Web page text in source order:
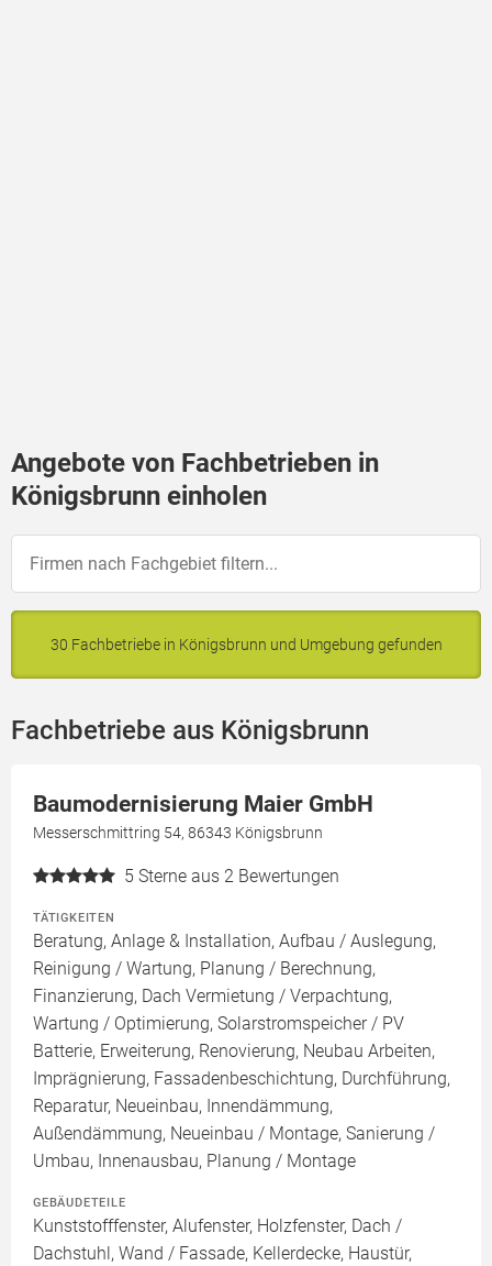
Angebote von Fachbetrieben in
Königsbrunn einholen
30 Fachbetriebe in Königsbrunn und Umgebung gefunden
Fachbetriebe aus Königsbrunn
Baumodernisierung Maier GmbH
Messerschmittring 54, 86343 Königsbrunn
5 Sterne aus 2 Bewertungen
TÄTIGKEITEN
Beratung, Anlage & Installation, Aufbau / Auslegung,
Reinigung / Wartung, Planung / Berechnung,
Finanzierung, Dach Vermietung / Verpachtung,
Wartung / Optimierung, Solarstromspeicher / PV
Batterie, Erweiterung, Renovierung, Neubau Arbeiten,
Imprägnierung, Fassadenbeschichtung, Durchführung,
Reparatur, Neueinbau, Innendämmung,
Außendämmung, Neueinbau / Montage, Sanierung /
Umbau, Innenausbau, Planung / Montage
GEBÄUDETEILE
Kunststofffenster, Alufenster, Holzfenster, Dach /
Dachstuhl, Wand / Fassade, Kellerdecke, Haustür,